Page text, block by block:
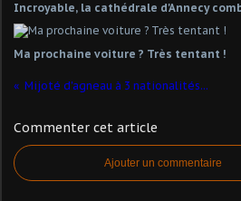
Incroyable, la cathédrale d'Annecy
Ma prochaine voiture ? Très tentant !
Mijoté d'agneau à 3 nationalités...
Commenter cet article
Ajouter un commentaire